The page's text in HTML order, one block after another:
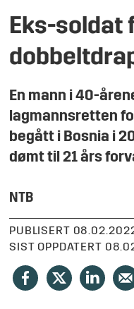
Eks-soldat
En mann i 40-
lagmannsretten
begått i Bosnia i
dømt til 21 års
NTB
PUBLISERT
SIST OPPDATERT